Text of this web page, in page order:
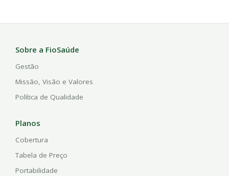
Sobre a FioSaúde
Gestão
Missão, Visão e Valores
Política de Qualidade
Planos
Cobertura
Tabela de Preço
Portabilidade